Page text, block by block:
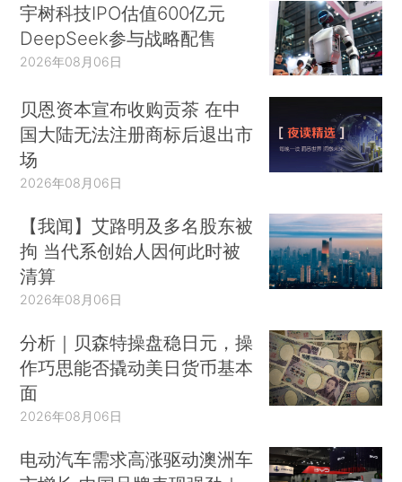
宇树科技IPO估值600亿元
DeepSeek参与战略配售
2026年08月06日
贝恩资本宣布收购贡茶 在中
国大陆无法注册商标后退出市
场
2026年08月06日
【我闻】艾路明及多名股东被
拘 当代系创始人因何此时被
清算
2026年08月06日
分析｜贝森特操盘稳日元，操
作巧思能否撬动美日货币基本
面
2026年08月06日
电动汽车需求高涨驱动澳洲车